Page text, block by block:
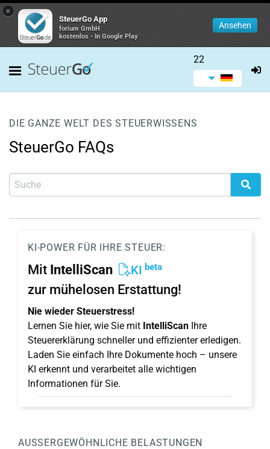
×
SteuerGo App
forium GmbH
kostenlos - In Google Play
Ansehen
22
DIE GANZE WELT DES STEUERWISSENS
SteuerGo FAQs
KI-POWER FÜR IHRE STEUER:
Mit IntelliScan KI beta
zur mühelosen Erstattung!
Nie wieder Steuerstress!
Lernen Sie hier, wie Sie mit IntelliScan Ihre
Steuererklärung schneller und effizienter erledigen.
Laden Sie einfach Ihre Dokumente hoch – unsere
KI erkennt und verarbeitet alle wichtigen
Informationen für Sie.
AUSSERGEWÖHNLICHE BELASTUNGEN